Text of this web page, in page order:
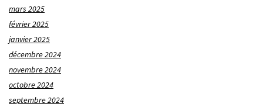
mars 2025
février 2025
janvier 2025
décembre 2024
novembre 2024
octobre 2024
septembre 2024